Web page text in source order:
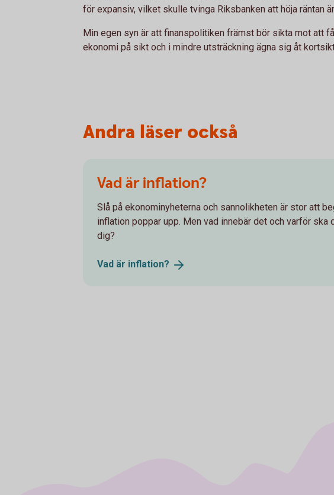
för expansiv, vilket skulle tvinga Riksbanken att höja räntan
Min egen syn är att finanspolitiken främst bör sikta mot att
ekonomi på sikt och i mindre utsträckning ägna sig åt
Andra läser också
Vad är inflation?
Slå på ekonominyheterna och sannolikheten är stor att
inflation poppar upp. Men vad innebär det och varför ska
dig?
Vad är inflation?